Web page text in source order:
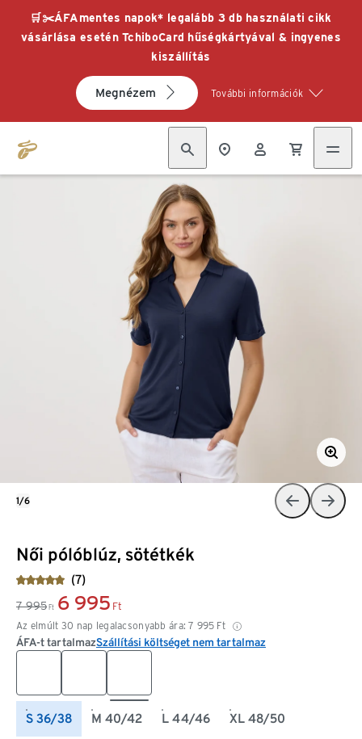
🛒✂️ÁFAmentes napok* legalább 3 db használati cikk
vásárlása esetén TchiboCard hűségkártyával & ingyenes
kiszállítás
Megnézem További információk
Női pólóblúz, sötétkék
(7)
7 995 Ft 6 995 Ft
Az elmúlt 30 nap legalacsonyabb ára: 7 995 Ft
ÁFA-t tartalmazSzállítási költséget nem tartalmaz
S 36/38 M 40/42 L 44/46 XL 48/50
1/6